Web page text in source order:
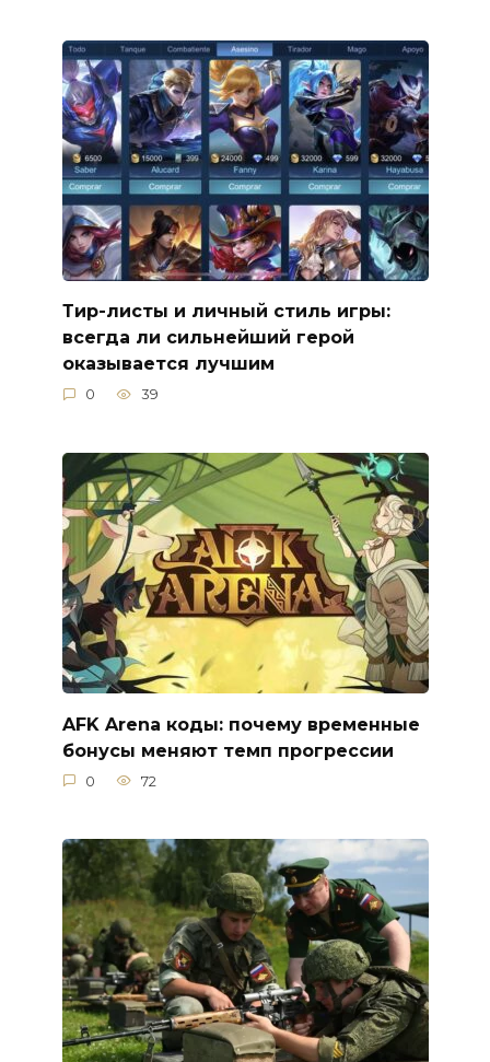
Тир-листы и личный стиль игры:
всегда ли сильнейший герой
оказывается лучшим
0 39
AFK Arena коды: почему временные
бонусы меняют темп прогрессии
0 72